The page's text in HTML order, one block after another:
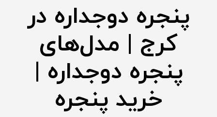
پنجره دوجداره در
کرج | مدل‌های
پنجره دوجداره |
خرید پنجره